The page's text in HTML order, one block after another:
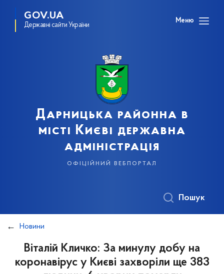
GOV.UA
Державні сайти України
Меню
Дарницька районна в
місті Києві державна
адміністрація
офіційний вебпортал
Пошук
Новини
Віталій Кличко: За минулу добу на
коронавірус у Києві захворіли ще 383